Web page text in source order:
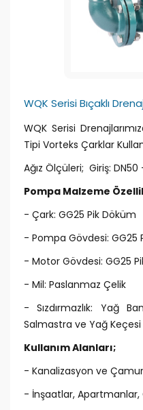
WQK Serisi Bıçaklı
WQK Serisi
Tipi Vorteks Çarklar
Ağız Ölçüleri; Giriş:
Pompa Malzeme
- Çark: GG25 Pik Döküm
- Pompa Gövdesi: GG25
- Motor Gövdesi: GG25
- Mil: Paslanmaz Çelik
- Sızdırmazlık: Yağ
Salmastra ve Yağ Keçesi
Kullanım Alanları;
- Kanalizasyon ve
- İnşaatlar, Apartmanlar,